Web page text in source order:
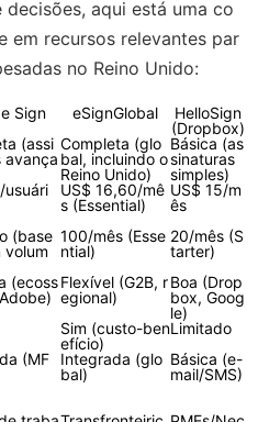
aqui está uma co
em recursos relevantes par
no Reino Unido:
Sign eSignGlobal
HelloSign
(Dropbox)
(assi
avança
Completa (glo
bal, incluindo o
Reino Unido)
Básica (as
sinaturas
simples)
usuári
US$ 16,60/mê
s (Essential)
US$ 15/m
ês
(base
volum
100/mês (Esse
ntial)
20/mês (S
tarter)
(ecossFlexível (G2B, r
egional)
Boa (Drop
box, Goog
le)
Sim (custo-ben
efício)
Limitado
(MF
Integrada (glo
bal)
Básica (e-
mail/SMS)